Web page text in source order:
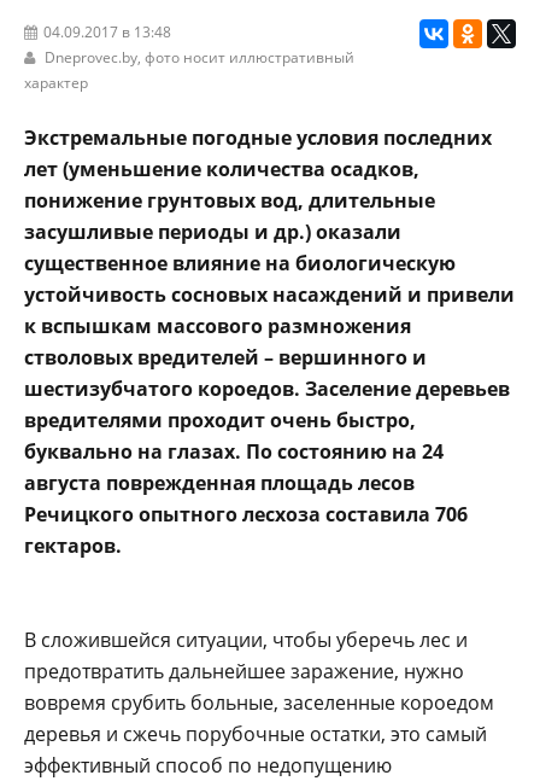
04.09.2017 в 13:48
Dneprovec.by, фото носит иллюстративный
характер
Экстремальные погодные условия последних
лет (уменьшение количества осадков,
понижение грунтовых вод, длительные
засушливые периоды и др.) оказали
существенное влияние на биологическую
устойчивость сосновых насаждений и привели
к вспышкам массового размножения
стволовых вредителей – вершинного и
шестизубчатого короедов. Заселение деревьев
вредителями проходит очень быстро,
буквально на глазах. По состоянию на 24
августа поврежденная площадь лесов
Речицкого опытного лесхоза составила 706
гектаров.
В сложившейся ситуации, чтобы уберечь лес и
предотвратить дальнейшее заражение, нужно
вовремя срубить больные, заселенные короедом
деревья и сжечь порубочные остатки, это самый
эффективный способ по недопущению